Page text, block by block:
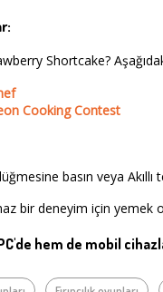
Shortcake?
Cooking Contest
basın veya
bir deneyim için yemek
hem de mobil